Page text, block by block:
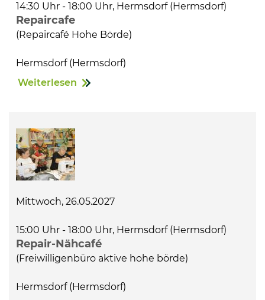
14:30 Uhr - 18:00 Uhr, Hermsdorf (Hermsdorf)
Repaircafe
(Repaircafé Hohe Börde)
Hermsdorf (Hermsdorf)
Weiterlesen
Mittwoch, 26.05.2027
15:00 Uhr - 18:00 Uhr, Hermsdorf (Hermsdorf)
Repair-Nähcafé
(Freiwilligenbüro aktive hohe börde)
Hermsdorf (Hermsdorf)